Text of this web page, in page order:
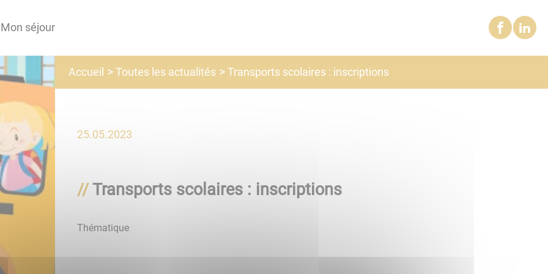
Mon séjour
Accueil Toutes les actualités Transports scolaires : inscriptions
25.05.2023
Transports scolaires : inscriptions
Thématique